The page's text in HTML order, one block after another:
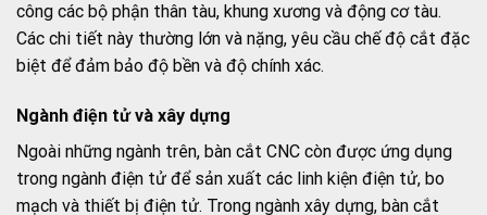
công các bộ phận thân tàu, khung xương và động cơ tàu.
Các chi tiết này thường lớn và nặng, yêu cầu chế độ cắt đặc
biệt để đảm bảo độ bền và độ chính xác.
Ngành điện tử và xây dựng
Ngoài những ngành trên, bàn cắt CNC còn được ứng dụng
trong ngành điện tử để sản xuất các linh kiện điện tử, bo
mạch và thiết bị điện tử. Trong ngành xây dựng, bàn cắt